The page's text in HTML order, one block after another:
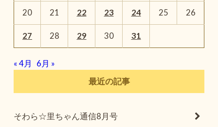
20 21 22 23 24 25 26
27 28 29 30 31
« 4月
6月 »
最近の記事
そわら☆里ちゃん通信8月号